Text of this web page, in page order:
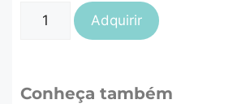
Adquirir
Conheça também